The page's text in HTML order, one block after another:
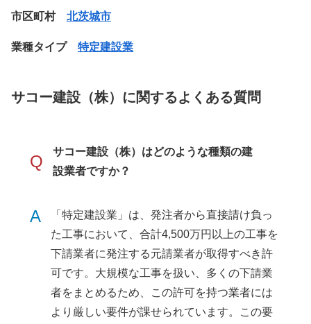
市区町村 北茨城市
業種タイプ 特定建設業
サコー建設（株）に関するよくある質問
Q
サコー建設（株）はどのような種類の建
設業者ですか？
A
「特定建設業」は、発注者から直接請け負っ
た工事において、合計4,500万円以上の工事を
下請業者に発注する元請業者が取得すべき許
可です。大規模な工事を扱い、多くの下請業
者をまとめるため、この許可を持つ業者には
より厳しい要件が課せられています。この要